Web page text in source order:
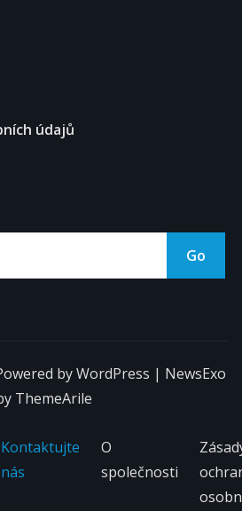
údajů
Go
byWordPress | NewsExo
ThemeArile
Kontaktujte
nás
O
společnosti